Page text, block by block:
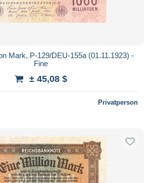
Mark, P-129/DEU-155a (01.11.1923) -
Fine
± 45,08 $
Privatperson